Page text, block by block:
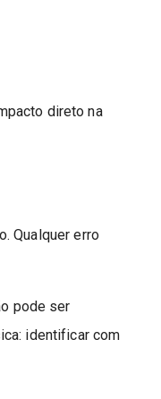
direto na
Qualquer erro
pode ser
identificar com